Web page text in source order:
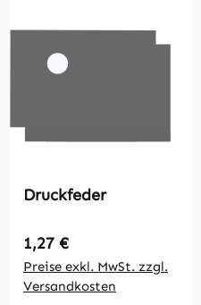
Druckfeder
Regulärer Preis:
1,27 €
Preise exkl. MwSt. zzgl.
Versandkosten